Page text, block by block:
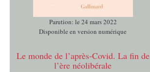
Parution: le 24 mars 2022
Disponible en version numérique
Le monde de l’après-Covid. La fin de
l’ère néolibérale